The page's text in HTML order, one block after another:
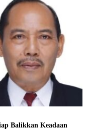
Balikkan Keadaan